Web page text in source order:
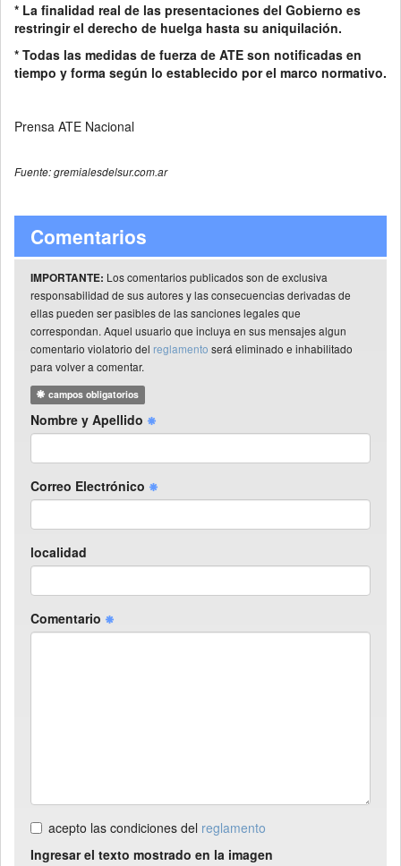
* La finalidad real de las presentaciones del Gobierno es
restringir el derecho de huelga hasta su aniquilación.
* Todas las medidas de fuerza de ATE son notificadas en
tiempo y forma según lo establecido por el marco normativo.
Prensa ATE Nacional
Fuente: gremialesdelsur.com.ar
Comentarios
IMPORTANTE: Los comentarios publicados son de exclusiva
responsabilidad de sus autores y las consecuencias derivadas de
ellas pueden ser pasibles de las sanciones legales que
correspondan. Aquel usuario que incluya en sus mensajes algun
comentario violatorio del reglamento será eliminado e inhabilitado
para volver a comentar.
campos obligatorios
Nombre y Apellido
Correo Electrónico
localidad
Comentario
acepto las condiciones del reglamento
Ingresar el texto mostrado en la imagen